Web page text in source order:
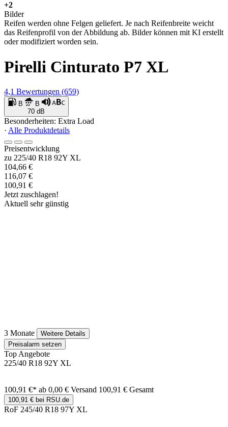
+2
Bilder
Reifen werden ohne Felgen geliefert. Je nach Reifenbreite weicht
das Reifenprofil von der Abbildung ab. Bilder können mit KI erstellt
oder modifiziert worden sein.
Pirelli Cinturato P7 XL
4,1 Bewertungen (659)
B
B
70 dB
Besonderheiten: Extra Load
· Alle Produktdetails
Preisentwicklung
zu 225/40 R18 92Y XL
104,66 €
116,07 €
100,91 €
Jetzt zuschlagen!
Aktuell sehr günstig
3 Monate
Weitere Details
Preisalarm setzen
Top Angebote
225/40 R18 92Y XL
100,91 €* ab 0,00 € Versand 100,91 € Gesamt
100,91 € bei RSU.de
RoF 245/40 R18 97Y XL